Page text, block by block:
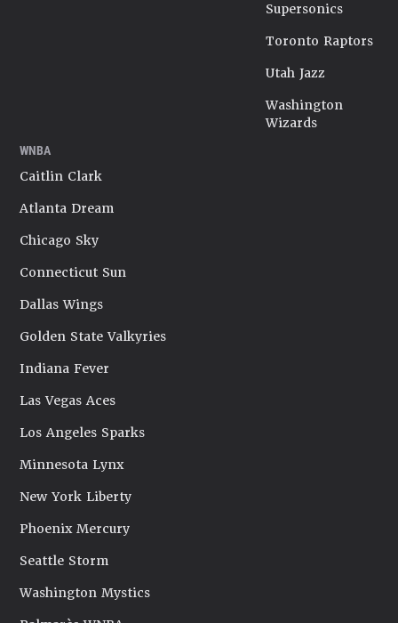
Supersonics
Toronto Raptors
Utah Jazz
Washington
Wizards
WNBA
Caitlin Clark
Atlanta Dream
Chicago Sky
Connecticut Sun
Dallas Wings
Golden State Valkyries
Indiana Fever
Las Vegas Aces
Los Angeles Sparks
Minnesota Lynx
New York Liberty
Phoenix Mercury
Seattle Storm
Washington Mystics